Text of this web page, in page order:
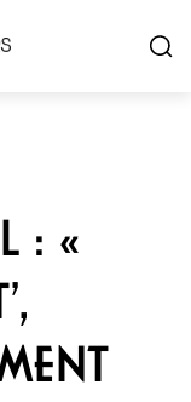
: «